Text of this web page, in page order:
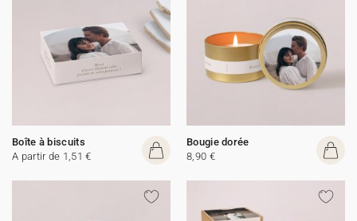
Boîte à biscuits
A partir de 1,51 €
Bougie dorée
8,90 €